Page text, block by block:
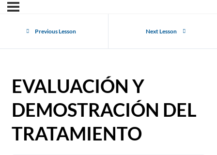
Previous Lesson Next Lesson
EVALUACIÓN Y
DEMOSTRACIÓN DEL
TRATAMIENTO